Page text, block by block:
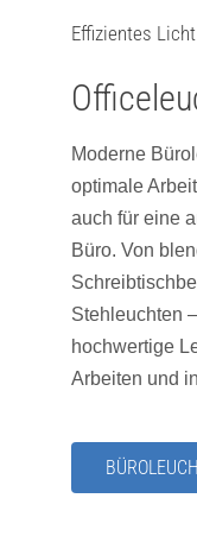
Effizientes
Moderne
optimale
auch für eine
Büro. Von
Stehleuchten
hochwertige
Arbeiten und